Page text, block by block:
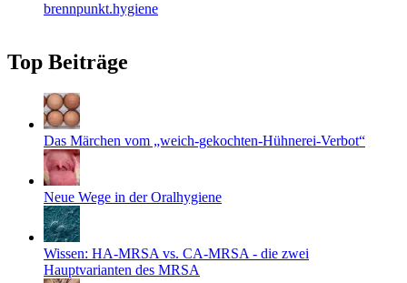
brennpunkt.hygiene
Top Beiträge
Das Märchen vom „weich-gekochten-Hühnerei-Verbot“
Neue Wege in der Oralhygiene
Wissen: HA-MRSA vs. CA-MRSA - die zwei
Hauptvarianten des MRSA